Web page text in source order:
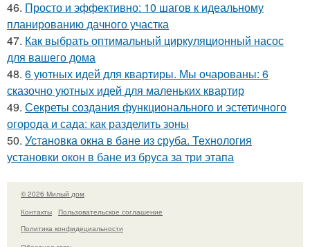
46. Просто и эффективно: 10 шагов к идеальному
планированию дачного участка
47. Как выбрать оптимальный циркуляционный насос
для вашего дома
48. 6 уютных идей для квартиры. Мы очарованы: 6
сказочно уютных идей для маленьких квартир
49. Секреты создания функционального и эстетичного
огорода и сада: как разделить зоны
50. Установка окна в бане из сруба. Технология
установки окон в бане из бруса за три этапа
© 2026 Милый дом
Контакты
Пользовательское соглашение
Политика конфидециальности